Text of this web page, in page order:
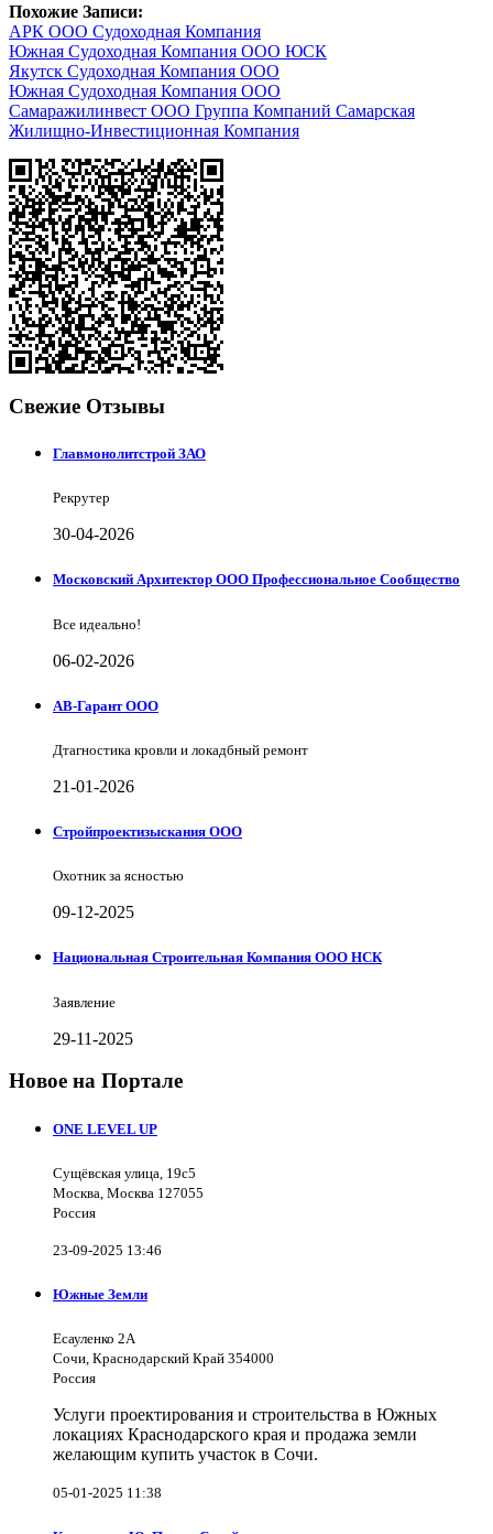
Похожие Записи:
АРК ООО Судоходная Компания
Южная Судоходная Компания ООО ЮСК
Якутск Судоходная Компания ООО
Южная Судоходная Компания ООО
Самаражилинвест ООО Группа Компаний Самарская
Жилищно-Инвестиционная Компания
Свежие Отзывы
Главмонолитстрой ЗАО
Рекрутер
30-04-2026
Московский Архитектор ООО Профессиональное Сообщество
Все идеально!
06-02-2026
АВ-Гарант ООО
Дтагностика кровли и локадбный ремонт
21-01-2026
Стройпроектизыскания ООО
Охотник за ясностью
09-12-2025
Национальная Строительная Компания ООО НСК
Заявление
29-11-2025
Новое на Портале
ONE LEVEL UP
Сущёвская улица, 19с5
Москва, Москва 127055
Россия
23-09-2025 13:46
Южные Земли
Есауленко 2А
Сочи, Краснодарский Край 354000
Россия
Услуги проектирования и строительства в Южных
локациях Краснодарского края и продажа земли
желающим купить участок в Сочи.
05-01-2025 11:38